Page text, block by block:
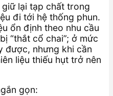
giữ lại tạp chất trong
đi tới hệ thống phun.
ổn định theo nhu cầu
“thắt cổ chai”; ở mức
được, nhưng khi cần
liệu thiếu hụt trở nên
gọn: